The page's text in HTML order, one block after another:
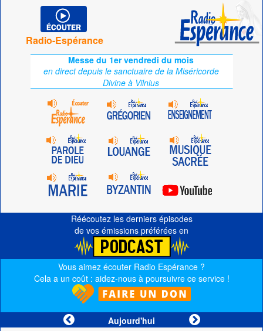
Radio-Espérance
Messe du 1er vendredi du mois
en direct depuis le sanctuaire de la Miséricorde
Divine à Vilnius
Réécoutez les derniers épisodes
de vos émissions préférées en
Vous aimez écouter Radio Espérance ?
Cela a un coût : aidez-nous à poursuivre ce service !
Aujourd'hui